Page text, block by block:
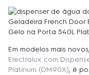
Geladeira French Door
Gelo na Porta 540L
Em modelos mais
Electrolux com
Platinum (DM90X), é